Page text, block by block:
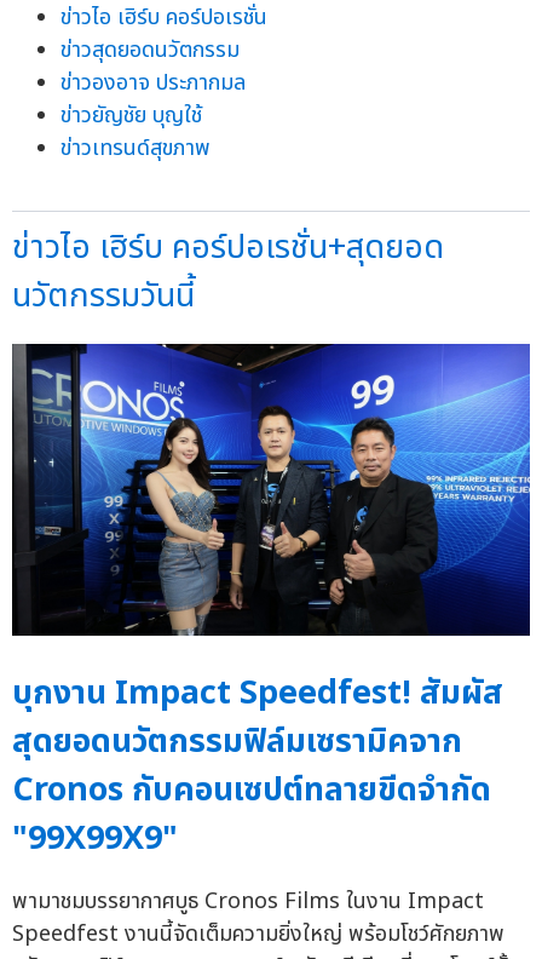
ข่าวไอ เฮิร์บ คอร์ปอเรชั่น
ข่าวสุดยอดนวัตกรรม
ข่าวองอาจ ประภากมล
ข่าวยัญชัย บุญใช้
ข่าวเทรนด์สุขภาพ
ข่าวไอ เฮิร์บ คอร์ปอเรชั่น+สุดยอด
นวัตกรรมวันนี้
บุกงาน Impact Speedfest! สัมผัส
สุดยอดนวัตกรรมฟิล์มเซรามิคจาก
Cronos กับคอนเซปต์ทลายขีดจำกัด
"99X99X9"
พามาชมบรรยากาศบูธ Cronos Films ในงาน Impact
Speedfest งานนี้จัดเต็มความยิ่งใหญ่ พร้อมโชว์ศักยภาพ